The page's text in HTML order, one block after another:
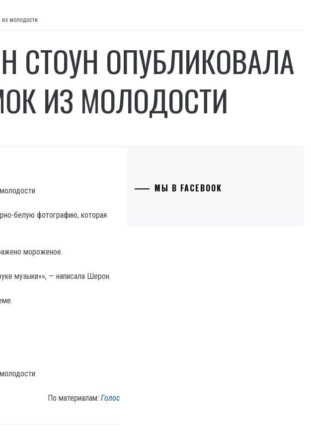
из молодости
СТОУН ОПУБЛИКОВАЛА
ИЗ МОЛОДОСТИ
белую фотографию, которая
мороженое.
музыки»», — написала Шерон.
По материалам:Голос
МЫ В FACEBOOK